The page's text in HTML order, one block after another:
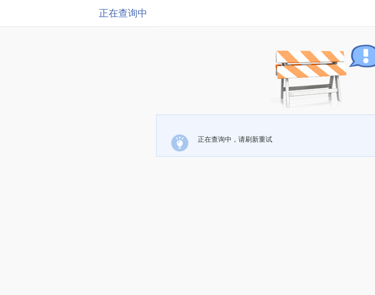
正在查询中
正在查询中，请刷新重试